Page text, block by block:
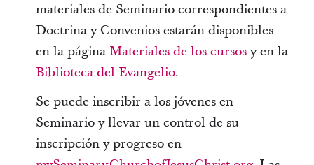
materiales de Seminario correspondientes a
Doctrina y Convenios estarán disponibles
en la página Materiales de los cursosy en la
Biblioteca del Evangelio.
Se puede inscribir a los jóvenes en
Seminario y llevar un control de su
inscripción y progreso en